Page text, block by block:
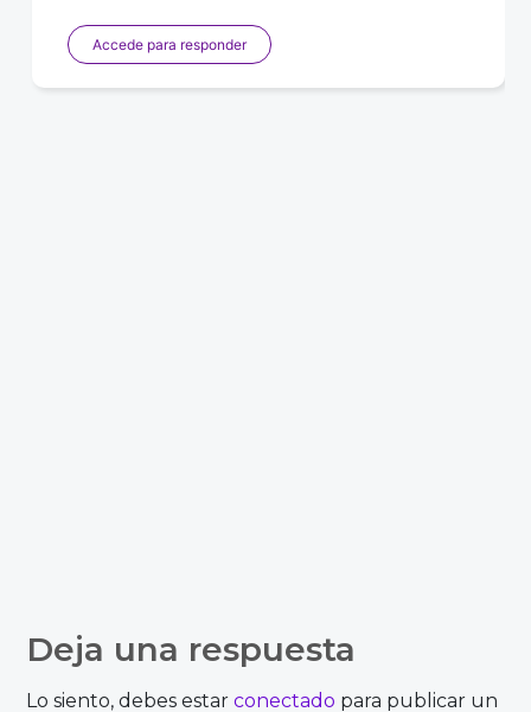
Accede para responder
Deja una respuesta
Lo siento, debes estarconectado para publicar un